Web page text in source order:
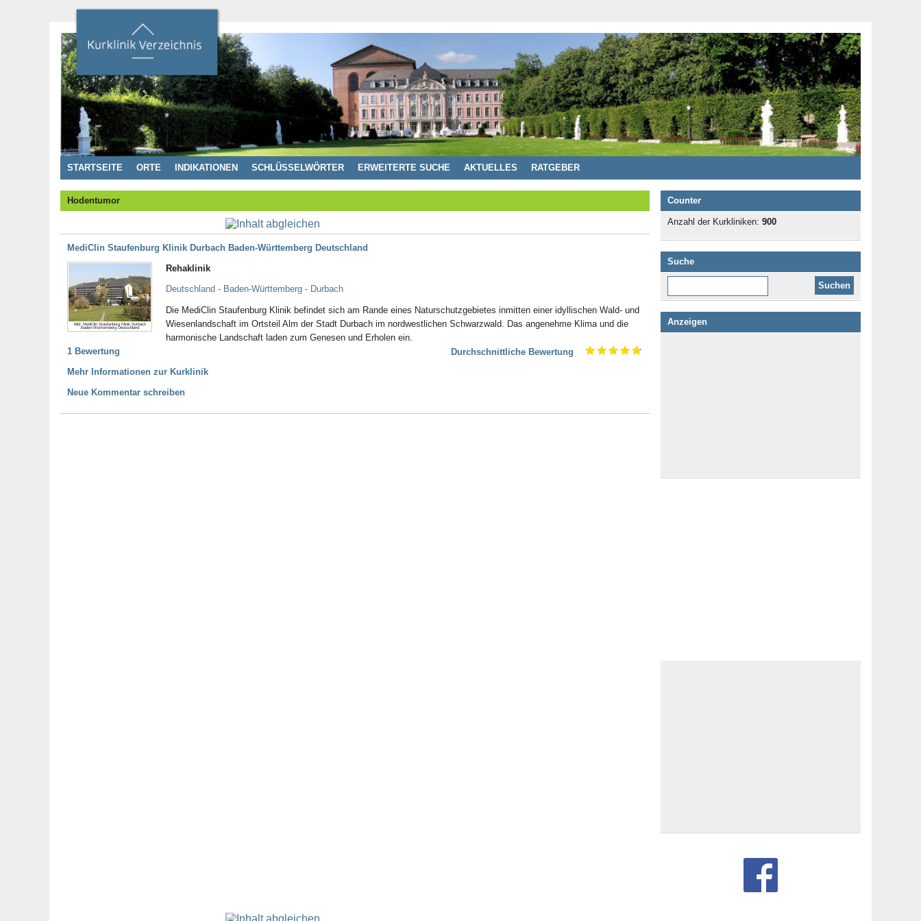
STARTSEITE ORTE INDIKATIONEN SCHLÜSSELWÖRTER ERWEITERTE SUCHE AKTUELLES RATGEBER
Hodentumor
MediClin Staufenburg Klinik Durbach Baden-Württemberg Deutschland
Bild: MediClin Staufenburg Klinik Durbach
Baden-Württemberg Deutschland
Rehaklinik
Deutschland - Baden-Württemberg - Durbach
Die MediClin Staufenburg Klinik befindet sich am Rande eines Naturschutzgebietes inmitten einer idyllischen Wald- und
Wiesenlandschaft im Ortsteil Alm der Stadt Durbach im nordwestlichen Schwarzwald. Das angenehme Klima und die
harmonische Landschaft laden zum Genesen und Erholen ein.
1 Bewertung
Durchschnittliche Bewertung
Mehr Informationen zur Kurklinik
Neue Kommentar schreiben
Counter
Anzahl der Kurkliniken: 900
Suche
Anzeigen